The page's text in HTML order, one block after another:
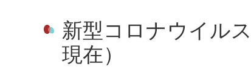
新型コロナウイル
現在）